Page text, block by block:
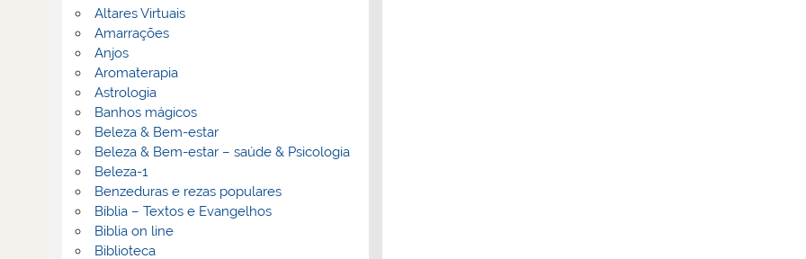
Altares Virtuais
Amarrações
Anjos
Aromaterapia
Astrologia
Banhos mágicos
Beleza & Bem-estar
Beleza & Bem-estar – saúde & Psicologia
Beleza-1
Benzeduras e rezas populares
Bíblia – Textos e Evangelhos
Biblia on line
Biblioteca